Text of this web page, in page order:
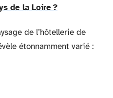
de la Loire ?
de l’hôtellerie de
étonnamment varié :